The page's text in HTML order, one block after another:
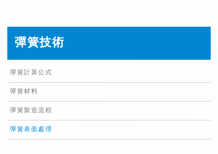
彈簧技術
彈簧計算公式
彈簧材料
彈簧製造流程
彈簧表面處理